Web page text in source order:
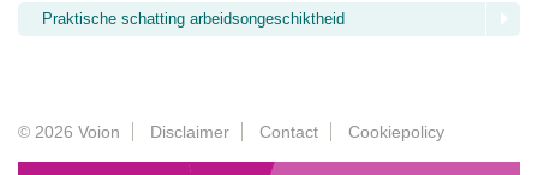
Praktische schatting arbeidsongeschiktheid
© 2026 Voion Disclaimer Contact Cookiepolicy